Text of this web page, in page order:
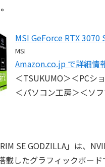
MSI GeForce RTX 3070
MSI
Amazon.co.jp で詳細情
＜TSUKUMO＞＜PCシ
＜パソコン工房＞＜ソ
SE GODZILLA」は、
載したグラフィックボー